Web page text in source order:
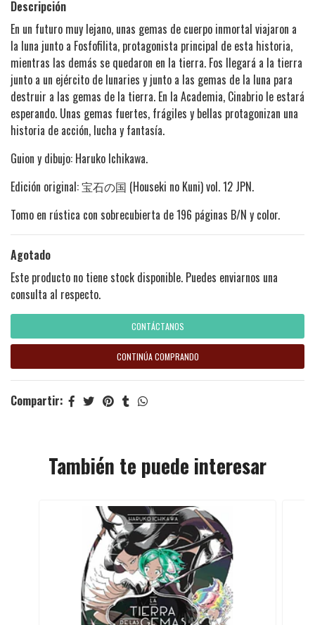
Descripción
En un futuro muy lejano, unas gemas de cuerpo inmortal viajaron a
la luna junto a Fosfofilita, protagonista principal de esta historia,
mientras las demás se quedaron en la tierra. Fos llegará a la tierra
junto a un ejército de lunaries y junto a las gemas de la luna para
destruir a las gemas de la tierra. En la Academia, Cinabrio le estará
esperando. Unas gemas fuertes, frágiles y bellas protagonizan una
historia de acción, lucha y fantasía.
Guion y dibujo: Haruko Ichikawa.
Edición original:宝石の国 (Houseki no Kuni) vol. 12 JPN.
Tomo en rústica con sobrecubierta de 196 páginas B/N y color.
Agotado
Este producto no tiene stock disponible. Puedes enviarnos una
consulta al respecto.
CONTÁCTANOS
CONTINÚA COMPRANDO
Compartir:
También te puede interesar